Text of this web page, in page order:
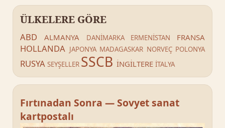
ÜLKELERE GÖRE
ABD ALMANYA DANİMARKA ERMENİSTAN FRANSA
HOLLANDA JAPONYA MADAGASKAR NORVEÇ POLONYA
RUSYA SEYŞELLER SSCB İNGİLTERE İTALYA
Fırtınadan Sonra — Sovyet sanat
kartpostalı